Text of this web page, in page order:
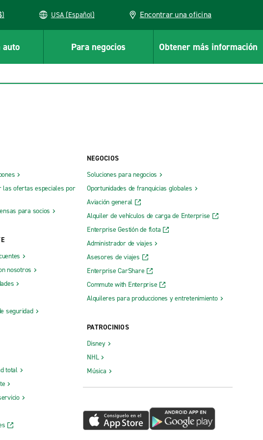
USA (Español) Encontrar una oficina
auto Para negocios Obtener más información
las ofertas especiales por
para socios
nosotros
seguridad
total
NEGOCIOS
Soluciones para negocios
Oportunidades de franquicias globales
Aviación general
Alquiler de vehículos de carga de Enterprise
Enterprise Gestión de flota
Administrador de viajes
Asesores de viajes
Enterprise CarShare
Commute with Enterprise
Alquileres para producciones y entretenimiento
PATROCINIOS
Disney
NHL
Música